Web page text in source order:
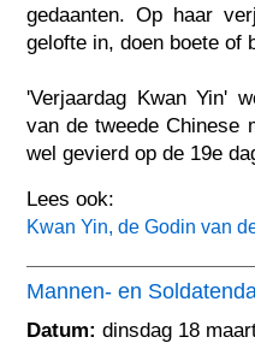
gedaanten. Op haar
gelofte in, doen boete of
'Verjaardag Kwan Yin'
van de tweede Chinese
wel gevierd op de 19e
Lees ook:
Kwan Yin, de Godin van
Mannen- en
Datum: dinsdag 18